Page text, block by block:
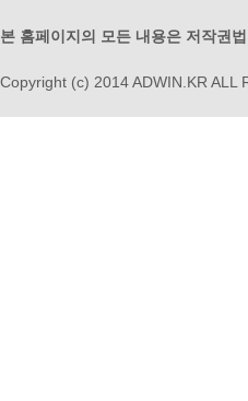
본 홈페이지의 모든 내용은 저작권
Copyright (c) 2014 ADWIN.KR ALL